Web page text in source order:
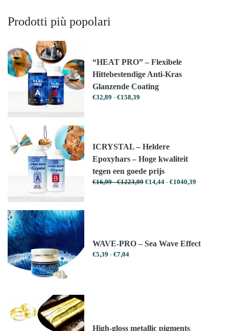
Prodotti più popolari
“HEAT PRO” – Flexibele
Hittebestendige Anti-Kras
Glanzende Coating
€32,89 - €158,39Prijsklasse:
ICRYSTAL – Heldere
Epoxyhars – Hoge kwaliteit
tegen een goede prijs
€16,99 - €1223,99Prijsklasse:
€14,44 - €1040,39Prijsklasse:
WAVE-PRO – Sea Wave Effect
€5,39 - €7,04Prijsklasse:
High-gloss metallic pigments